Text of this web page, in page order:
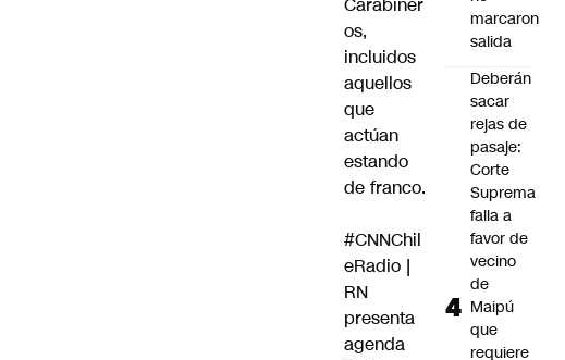
os,
incluidos
aquellos
que
actúan
estando
de franco.
#CNNChil
eRadio |
RN
presenta
agenda
marcaron
salida
Deberán
sacar
rejas de
pasaje:
Corte
Suprema
falla a
favor de
vecino
de
Maipú
que
requiere